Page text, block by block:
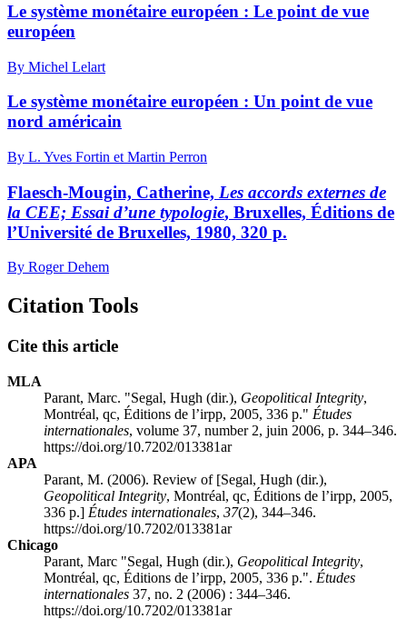
Le système monétaire européen : Le point de vue
européen
By Michel Lelart
Le système monétaire européen : Un point de vue
nord américain
By L. Yves Fortin et Martin Perron
Flaesch-Mougin, Catherine, Les accords externes de
la CEE; Essai d’une typologie, Bruxelles, Éditions de
l’Université de Bruxelles, 1980, 320 p.
By Roger Dehem
Citation Tools
Cite this article
MLA
Parant, Marc. "Segal, Hugh (dir.), Geopolitical Integrity,
Montréal, qc, Éditions de l’irpp, 2005, 336 p." Études
internationales, volume 37, number 2, juin 2006, p. 344–346.
https://doi.org/10.7202/013381ar
APA
Parant, M. (2006). Review of [Segal, Hugh (dir.),
Geopolitical Integrity, Montréal, qc, Éditions de l’irpp, 2005,
336 p.] Études internationales, 37(2), 344–346.
https://doi.org/10.7202/013381ar
Chicago
Parant, Marc "Segal, Hugh (dir.), Geopolitical Integrity,
Montréal, qc, Éditions de l’irpp, 2005, 336 p.". Études
internationales 37, no. 2 (2006) : 344–346.
https://doi.org/10.7202/013381ar